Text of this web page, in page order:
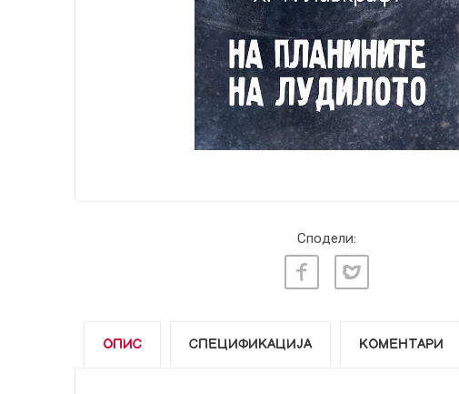
Сподели:
ОПИС СПЕЦИФИКАЦИЈА КОМЕНТАРИ